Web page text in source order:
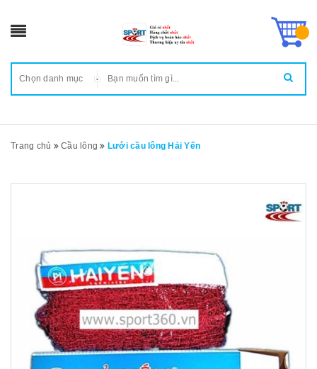
Chọn danh mục
Trang chủ Cầu lông Lưới cầu lông Hải Yến